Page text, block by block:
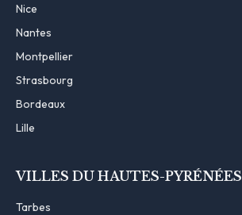
Nice
Nantes
Montpellier
Strasbourg
Bordeaux
Lille
VILLES DU HAUTES-PYRÉNÉES
Tarbes